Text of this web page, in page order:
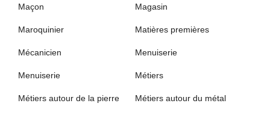
Maçon Magasin
Maroquinier Matières premières
Mécanicien Menuiserie
Menuiserie Métiers
Métiers autour de la pierre Métiers autour du métal